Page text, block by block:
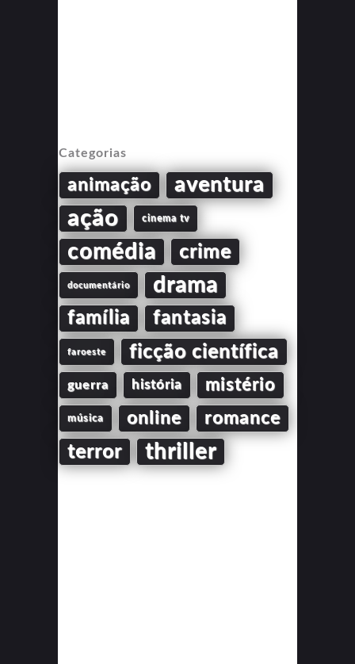
Categorias
animação aventura
ação cinema tv
comédia crime
documentário drama
família fantasia
faroeste ficção científica
guerra história mistério
música online romance
terror thriller